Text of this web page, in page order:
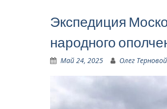
Экспедиция
народного
Май 24, 2025 Олег Терновой